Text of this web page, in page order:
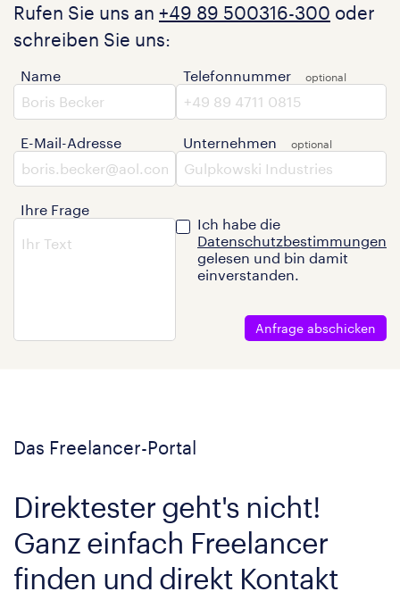
Rufen Sie uns an +49 89 500316-300 oder
schreiben Sie uns:
Name
E-Mail-Adresse
Ihre Frage
Telefonnummer
Unternehmen
Ich habe die
Datenschutzbestimmungen
gelesen und bin damit
einverstanden.
Anfrage abschicken
Das Freelancer-Portal
Direktester geht's nicht!
Ganz einfach Freelancer
finden und direkt Kontakt